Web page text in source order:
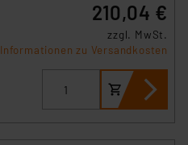
210,04 €
zzgl. MwSt.
Informationen zu Versandkosten